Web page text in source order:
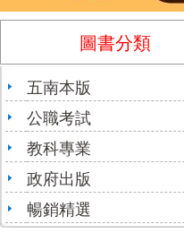
圖書分類
五南本版
公職考試
教科專業
政府出版
暢銷精選